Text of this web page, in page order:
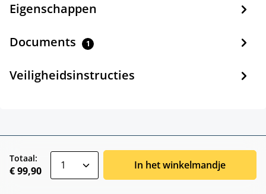
Eigenschappen
Documents 1
Veiligheidsinstructies
Totaal:
€ 99,90 In het winkelmandje